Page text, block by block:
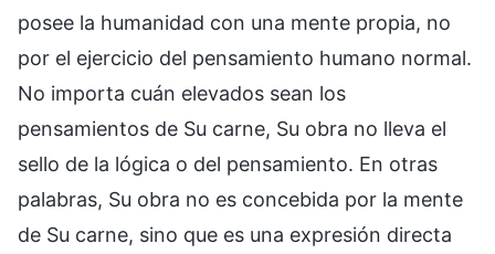
posee la humanidad con una mente propia, no
por el ejercicio del pensamiento humano normal.
No importa cuán elevados sean los
pensamientos de Su carne, Su obra no lleva el
sello de la lógica o del pensamiento. En otras
palabras, Su obra no es concebida por la mente
de Su carne, sino que es una expresión directa